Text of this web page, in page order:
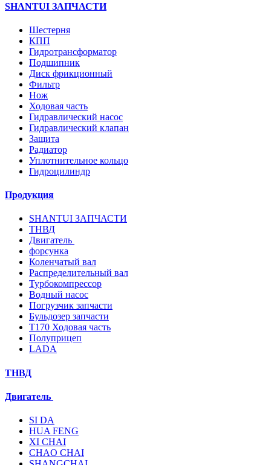
SHANTUI ЗАПЧАСТИ
Шестерня
КПП
Гидротрансформатор
Подшипник
Диск фрикционный
Фильтр
Нож
Ходовая часть
Гидравлический насос
Гидравлический клапан
Защита
Радиатор
Уплотнительное кольцо
Гидроцилиндр
Продукция
SHANTUI ЗАПЧАСТИ
ТНВД
Двигатель
форсунка
Коленчатый вал
Распределительный вал
Турбокомпрессор
Водный насос
Погрузчик запчасти
Бульдозер запчасти
T170 Ходовая часть
Полуприцеп
LADA
ТНВД
Двигатель
SI DA
HUA FENG
XI CHAI
CHAO CHAI